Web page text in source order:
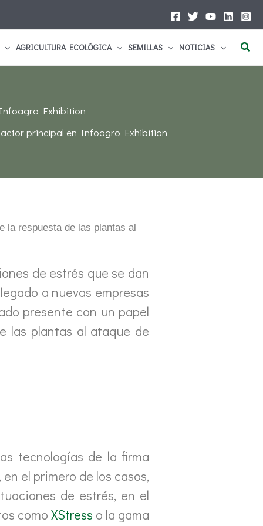
AGRICULTURA ECOLÓGICA SEMILLAS NOTICIAS
Exhibition
actor principal en Infoagro Exhibition
la respuesta de las plantas al
de estrés que se dan
a nuevas empresas
presente con un papel
las plantas al ataque de
tecnologías de la firma
el primero de los casos,
de estrés, en el
como XStress o la gama